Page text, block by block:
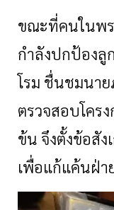
ขณะที่คนในพ
กำลังปกป้องลู
โรม ชื่นชมนา
ตรวจสอบโครง
ข้น จึงตั้งข้อสัง
เพื่อแก้แค้นฝ่า